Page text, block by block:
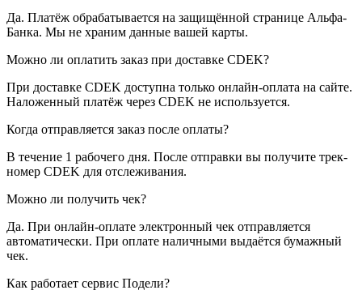
Да. Платёж обрабатывается на защищённой странице Альфа-
Банка. Мы не храним данные вашей карты.
Можно ли оплатить заказ при доставке CDEK?
При доставке CDEK доступна только онлайн-оплата на сайте.
Наложенный платёж через CDEK не используется.
Когда отправляется заказ после оплаты?
В течение 1 рабочего дня. После отправки вы получите трек-
номер CDEK для отслеживания.
Можно ли получить чек?
Да. При онлайн-оплате электронный чек отправляется
автоматически. При оплате наличными выдаётся бумажный
чек.
Как работает сервис Подели?